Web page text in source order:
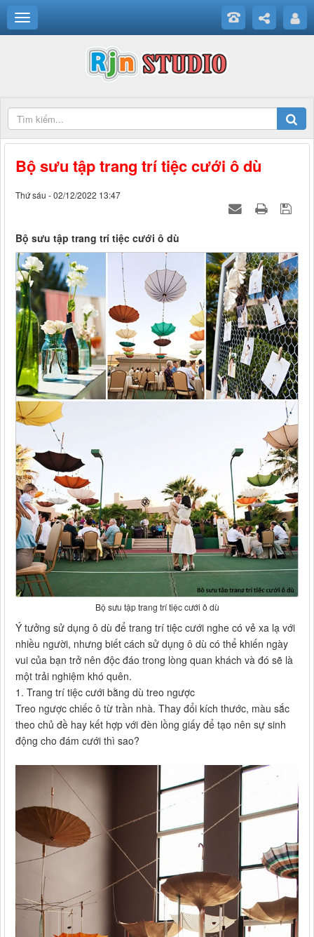
Bộ sưu tập trang trí tiệc cưới ô dù
Thứ sáu - 02/12/2022 13:47
Bộ sưu tập trang trí tiệc cưới ô dù
Bộ sưu tập trang trí tiệc cưới ô dù
Ý tưởng sử dụng ô dù để trang trí tiệc cưới nghe có vẻ xa lạ với
nhiều người, nhưng biết cách sử dụng ô dù có thể khiến ngày
vui của bạn trở nên độc đáo trong lòng quan khách và đó sẽ là
một trải nghiệm khó quên.
1. Trang trí tiệc cưới bằng dù treo ngược
Treo ngược chiếc ô từ trần nhà. Thay đổi kích thước, màu sắc
theo chủ đề hay kết hợp với đèn lồng giấy để tạo nên sự sinh
động cho đám cưới thì sao?